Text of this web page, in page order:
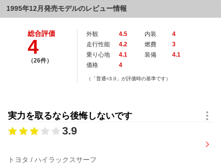
シフト：５MT 燃費：
9.1km/l
ＳＳＲ－Ｖ ワイドボデー
E-RZN185W ドア数：
定員：
排気量：
2693cc 定員：
1995年12月発売モデルのレビュー情報
総合評価
4
（26件）
外観 4.5 内装
4
走行性能
4.2 燃費
3
乗り心地
4.1 装備
4.1
価格
4
（「普通=3.0」が評価時の基準です）
実力を取るなら後悔しないです
3.9
トヨタ / ハイラックスサーフ